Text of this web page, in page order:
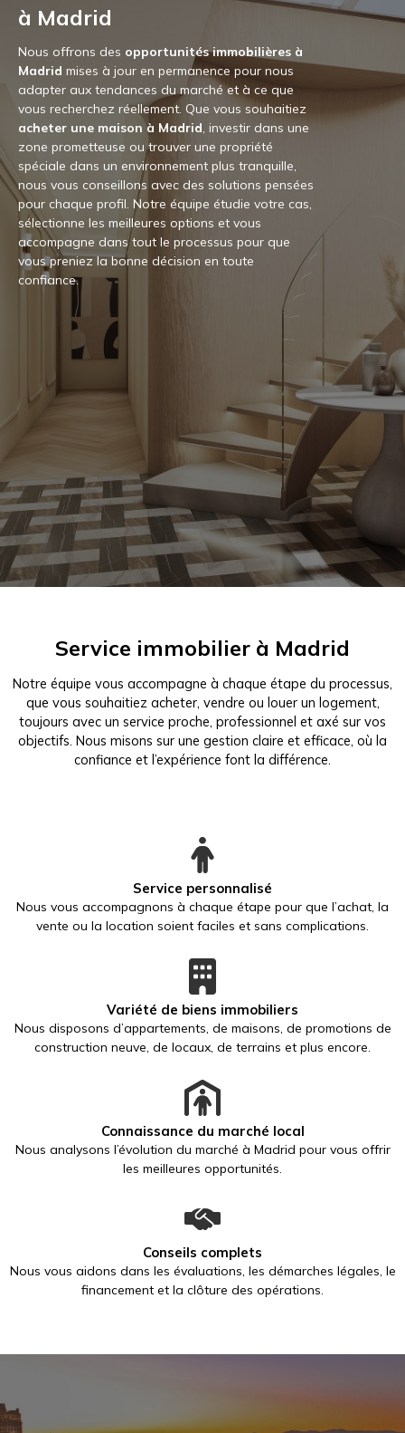
à Madrid
Nous offrons des opportunités immobilières à
Madrid mises à jour en permanence pour nous
adapter aux tendances du marché et à ce que
vous recherchez réellement. Que vous souhaitiez
acheter une maison à Madrid, investir dans une
zone prometteuse ou trouver une propriété
spéciale dans un environnement plus tranquille,
nous vous conseillons avec des solutions pensées
pour chaque profil. Notre équipe étudie votre cas,
sélectionne les meilleures options et vous
accompagne dans tout le processus pour que
vous preniez la bonne décision en toute
confiance.
Service immobilier à Madrid
Notre équipe vous accompagne à chaque étape du processus,
que vous souhaitiez acheter, vendre ou louer un logement,
toujours avec un service proche, professionnel et axé sur vos
objectifs. Nous misons sur une gestion claire et efficace, où la
confiance et l’expérience font la différence.
Service personnalisé
Nous vous accompagnons à chaque étape pour que l’achat, la
vente ou la location soient faciles et sans complications.
Variété de biens immobiliers
Nous disposons d’appartements, de maisons, de promotions de
construction neuve, de locaux, de terrains et plus encore.
Connaissance du marché local
Nous analysons l’évolution du marché à Madrid pour vous offrir
les meilleures opportunités.
Conseils complets
Nous vous aidons dans les évaluations, les démarches légales, le
financement et la clôture des opérations.